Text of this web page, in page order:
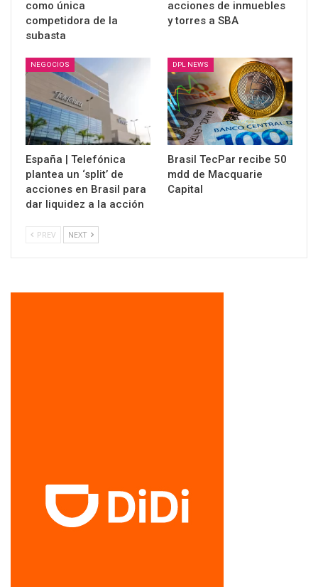
como única
competidora de la
subasta
acciones de inmuebles
y torres a SBA
NEGOCIOS
España | Telefónica
plantea un ‘split’ de
acciones en Brasil para
dar liquidez a la acción
DPL NEWS
Brasil TecPar recibe 50
mdd de Macquarie
Capital
PREV NEXT